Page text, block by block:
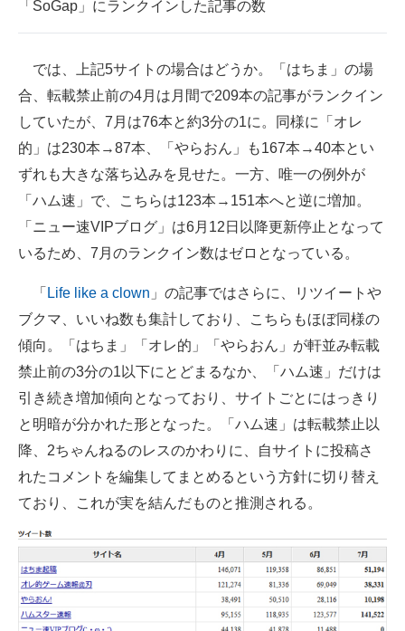
「SoGap」にランクインした記事の数
では、上記5サイトの場合はどうか。「はちま」の場
合、転載禁止前の4月は月間で209本の記事がランクイン
していたが、7月は76本と約3分の1に。同様に「オレ
的」は230本→87本、「やらおん」も167本→40本とい
ずれも大きな落ち込みを見せた。一方、唯一の例外が
「ハム速」で、こちらは123本→151本へと逆に増加。
「ニュー速VIPブログ」は6月12日以降更新停止となって
いるため、7月のランクイン数はゼロとなっている。
「 Life like a clown 」の記事ではさらに、リツイートや
ブクマ、いいね数も集計しており、こちらもほぼ同様の
傾向。「はちま」「オレ的」「やらおん」が軒並み転載
禁止前の3分の1以下にとどまるなか、「ハム速」だけは
引き続き増加傾向となっており、サイトごとにはっきり
と明暗が分かれた形となった。「ハム速」は転載禁止以
降、2ちゃんねるのレスのかわりに、自サイトに投稿さ
れたコメントを編集してまとめるという方針に切り替え
ており、これが実を結んだものと推測される。